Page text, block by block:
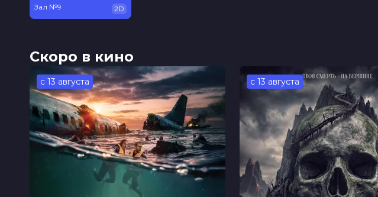
Зал №9
2D
Скоро в кино
с 13 августа с 13 августа